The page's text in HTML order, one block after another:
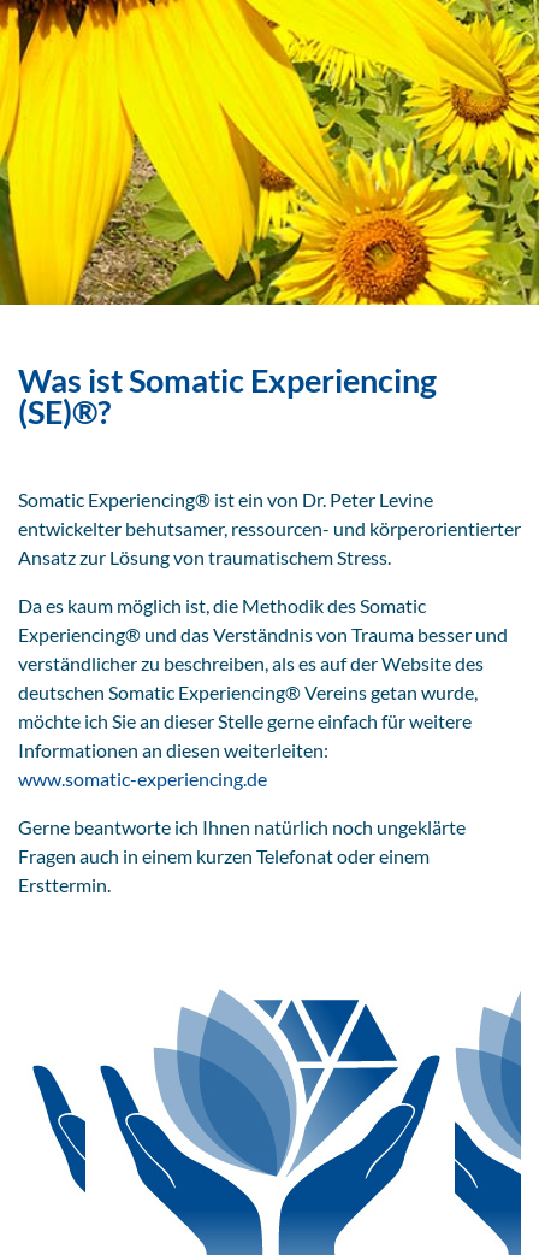
Was ist Somatic Experiencing
(SE)®?
Somatic Experiencing® ist ein von Dr. Peter Levine
entwickelter behutsamer, ressourcen- und körperorientierter
Ansatz zur Lösung von traumatischem Stress.
Da es kaum möglich ist, die Methodik des Somatic
Experiencing® und das Verständnis von Trauma besser und
verständlicher zu beschreiben, als es auf der Website des
deutschen Somatic Experiencing® Vereins getan wurde,
möchte ich Sie an dieser Stelle gerne einfach für weitere
Informationen an diesen weiterleiten:
www.somatic-experiencing.de
Gerne beantworte ich Ihnen natürlich noch ungeklärte
Fragen auch in einem kurzen Telefonat oder einem
Ersttermin.